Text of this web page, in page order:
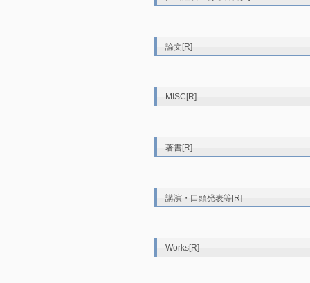
論文[R]
MISC[R]
著書[R]
講演・口頭発表等[R]
Works[R]